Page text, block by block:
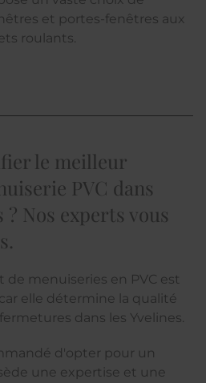
et portes-fenêtres aux
roulants.
le meilleur
PVC dans
? Nos experts vous
de menuiseries en PVC est
elle détermine la qualité
dans les Yvelines.
d'opter pour un
une expertise et une